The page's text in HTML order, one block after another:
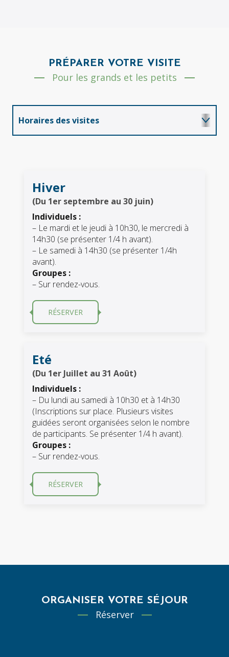
PRÉPARER VOTRE VISITE
Pour les grands et les petits
Horaires des visites
Hiver
(Du 1er septembre au 30 juin)
Individuels :
– Le mardi et le jeudi à 10h30, le mercredi à
14h30 (se présenter 1/4 h avant).
– Le samedi à 14h30 (se présenter 1/4h
avant).
Groupes :
– Sur rendez-vous.
RÉSERVER
Eté
(Du 1er Juillet au 31 Août)
Individuels :
– Du lundi au samedi à 10h30 et à 14h30
(Inscriptions sur place. Plusieurs visites
guidées seront organisées selon le nombre
de participants. Se présenter 1/4 h avant).
Groupes :
– Sur rendez-vous.
RÉSERVER
ORGANISER VOTRE SÉJOUR
Réserver